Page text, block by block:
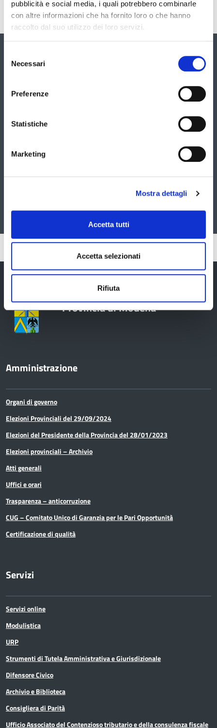
pubblicità e social media, i quali potrebbero combinarle
con altre informazioni che ha fornito loro o che hanno
raccolto dal suo utilizzo dei loro servizi.
delNecessari
Preferenze
Statistiche
Marketing
Mostra dettagli
Accetta tutti
Accetta selezionati
Rifiuta
Pubblicato: 05 Giugno 2025
Provincia di Modena
Amministrazione
Organi di governo
Elezioni Provinciali del 29/09/2024
Elezioni del Presidente della Provincia del 28/01/2023
Elezioni provinciali – Archivio
Atti generali
Uffici e orari
Trasparenza – anticorruzione
CUG – Comitato Unico di Garanzia per le Pari Opportunità
Certificazione di qualità
Servizi
Servizi online
Modulistica
URP
Strumenti di Tutela Amministrativa e Giurisdizionale
Difensore Civico
Archivio e Biblioteca
Consigliera di Parità
Ufficio Associato del Contenzioso tributario e della consulenza fiscale